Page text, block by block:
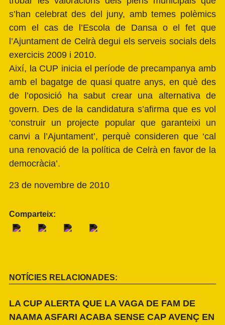
s’han celebrat des del juny, amb temes polèmics
com el cas de l’Escola de Dansa o el fet que
l’Ajuntament de Celrà degui els serveis socials dels
exercicis 2009 i 2010.
Així, la CUP inicia el període de precampanya amb
amb el bagatge de quasi quatre anys, en què des
de l’oposició ha sabut crear una alternativa de
govern. Des de la candidatura s’afirma que es vol
‘construir un projecte popular que garanteixi un
canvi a l’Ajuntament’, perquè consideren que ‘cal
una renovació de la política de Celrà en favor de la
democràcia’.
23 de novembre de 2010
Comparteix:
NOTÍCIES RELACIONADES:
LA CUP ALERTA QUE LA VAGA DE FAM DE
NAAMA ASFARI ACABA SENSE CAP AVENÇ EN